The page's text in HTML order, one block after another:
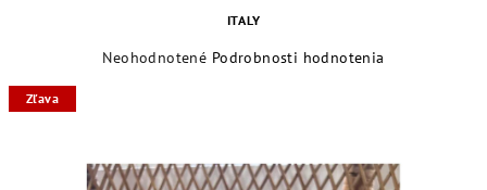
ITALY
Priemerné
z
Neohodnotené Podrobnosti hodnotenia
Zľava